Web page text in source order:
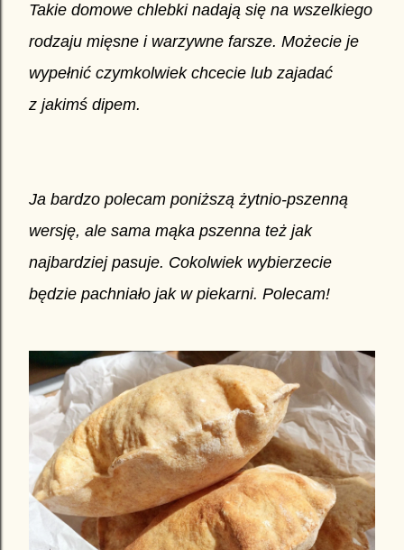
Takie domowe chlebki nadają się na wszelkiego
rodzaju mięsne i warzywne farsze. Możecie je
wypełnić czymkolwiek chcecie lub zajadać
z jakimś dipem.
Ja bardzo polecam poniższą żytnio-pszenną
wersję, ale sama mąka pszenna też jak
najbardziej pasuje. Cokolwiek wybierzecie
będzie pachniało jak w piekarni. Polecam!